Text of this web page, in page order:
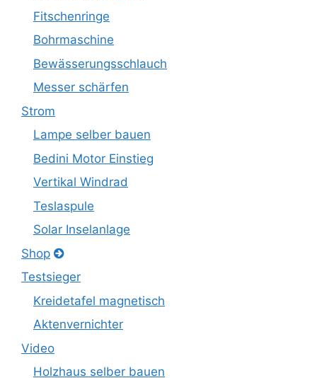
Fitschenringe
Bohrmaschine
Bewässerungsschlauch
Messer schärfen
Strom
Lampe selber bauen
Bedini Motor Einstieg
Vertikal Windrad
Teslaspule
Solar Inselanlage
Shop
Testsieger
Kreidetafel magnetisch
Aktenvernichter
Video
Holzhaus selber bauen